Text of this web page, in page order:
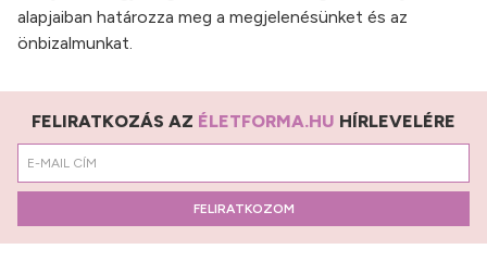
alapjaiban határozza meg a megjelenésünket és az
önbizalmunkat.
FELIRATKOZÁS AZ ÉLETFORMA.HU HÍRLEVELÉRE
FELIRATKOZOM